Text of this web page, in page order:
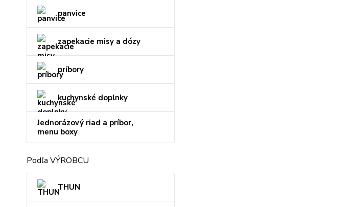
panvice
zapekacie misy a dózy
príbory
kuchynské doplnky
Jednorázový riad a príbor,
menu boxy
Podľa VÝROBCU
THUN